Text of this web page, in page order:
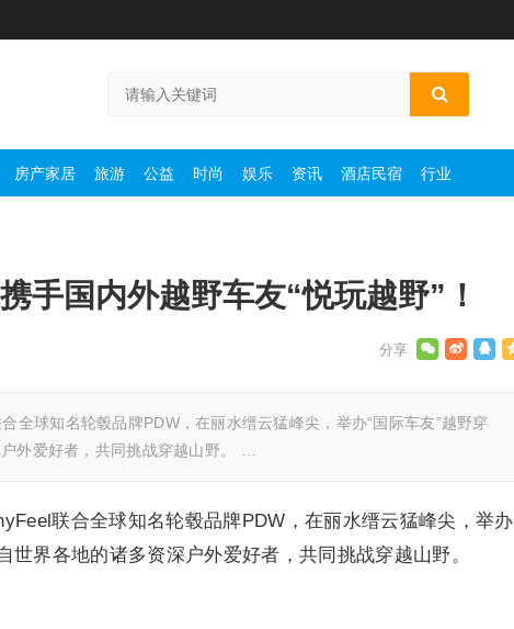
房产家居 旅游 公益 时尚 娱乐 资讯 酒店民宿 行业
手国内外越野车友“悦玩越野”！
全球知名轮毂品牌PDW，在丽水缙云猛峰尖，举办“国际车友”越野穿
外爱好者，共同挑战穿越山野。 …
联合全球知名轮毂品牌PDW，在丽水缙云猛峰尖，举办
世界各地的诸多资深户外爱好者，共同挑战穿越山野。